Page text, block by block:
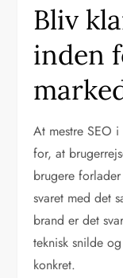
Bliv
inden
At mestre SEO
for, at
brugere
svaret med det
brand er det
teknisk snilde
konkret.